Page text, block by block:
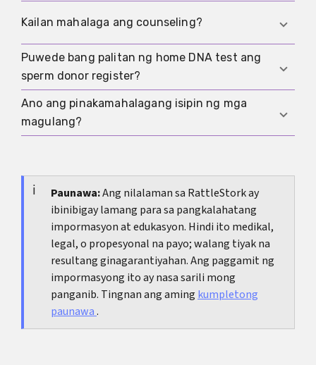
imbakan, at posibleng pagpapasa ng
impormasyon.
sperm donation. Doon, ang apektadong bata ay
maaaring makakuha ng impormasyon ayon sa
mga legal na kondisyon.
Hindi. Sa egg donation o embryo donation, ang
kalaunan ay maaari ring mahalaga.
Kailan mahalaga ang counseling?
Kapag may lumitaw na pagkalito, pressure, o
alitan, madalas na malaking tulong ang
counseling. Lalo na ito kapag may match o kapag
pinagpaplanuhan ang paglalantad.
Puwede bang palitan ng home DNA test ang
sperm donor register?
Hindi. Maaaring magbigay ng mga palatandaan
ang home test, pero hindi nito pinapalitan ang
Ano ang pinakamahalagang isipin ng mga
magulang?
magbago ng lahat. Mas mabuting mahinahong
pag-isipan nang maaga ang pinagmulan, wika,
dokumentasyon, at posibleng reaksyon.
Paunawa:Ang nilalaman sa RattleStork ay
ibinibigay lamang para sa pangkalahatang
impormasyon at edukasyon. Hindi ito medikal,
legal, o propesyonal na payo; walang tiyak na
resultang ginagarantiyahan. Ang paggamit ng
impormasyong ito ay nasa sarili mong
panganib. Tingnan ang amingkumpletong
paunawa.